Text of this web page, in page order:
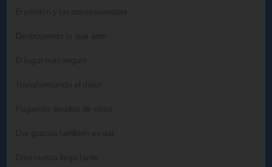
El perdón y las consecuencias
Destruyendo lo que amo
El lugar más seguro
Transformando el dolor
Pagando deudas de otros
Dar gracias también es dar
Dios nunca llega tarde